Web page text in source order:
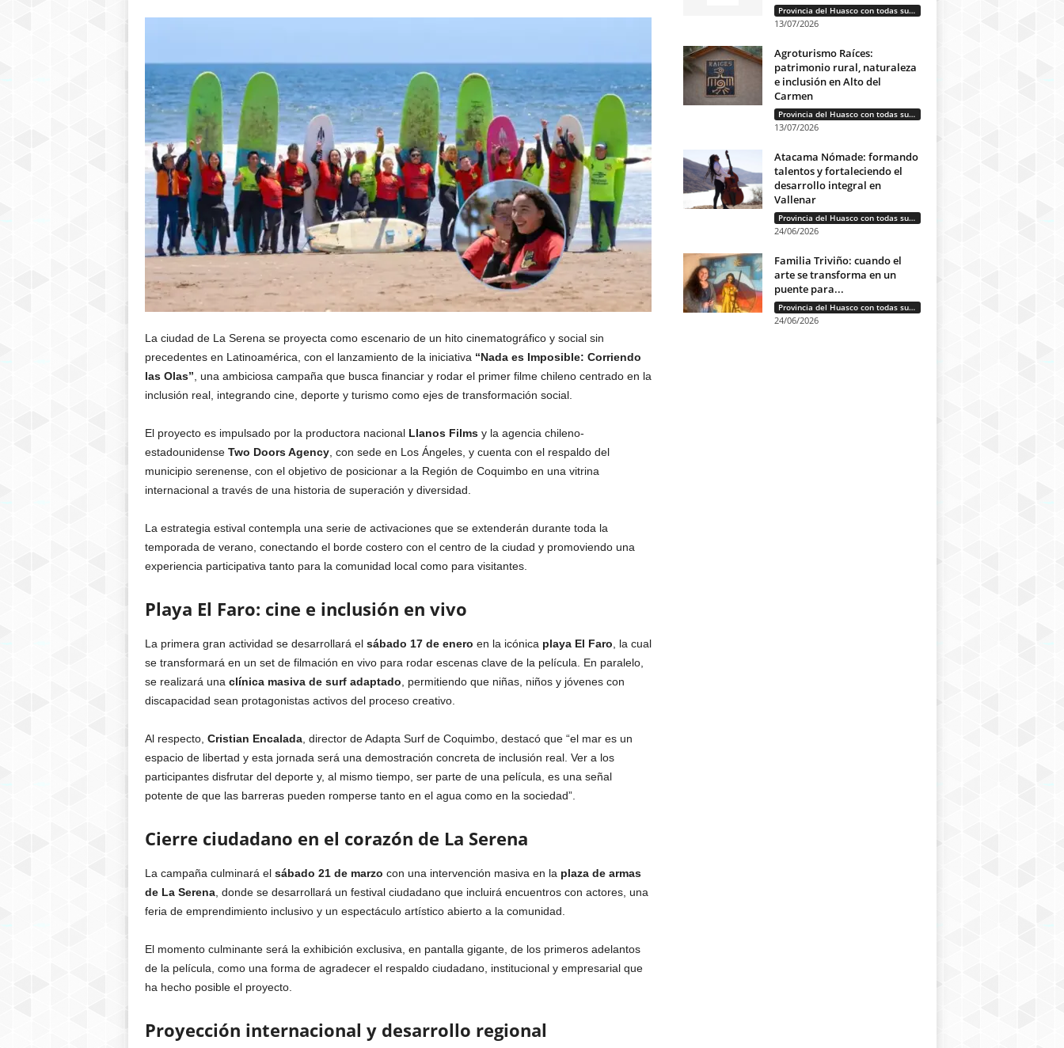
La ciudad de La Serena se proyecta como escenario de un hito cinematográfico y social sin
precedentes en Latinoamérica, con el lanzamiento de la iniciativa “Nada es Imposible: Corriendo
las Olas” , una ambiciosa campaña que busca financiar y rodar el primer filme chileno centrado en la
inclusión real, integrando cine, deporte y turismo como ejes de transformación social.
El proyecto es impulsado por la productora nacional Llanos Filmsy la agencia chileno-
estadounidense Two Doors Agency, con sede en Los Ángeles, y cuenta con el respaldo del
municipio serenense, con el objetivo de posicionar a la Región de Coquimbo en una vitrina
internacional a través de una historia de superación y diversidad.
La estrategia estival contempla una serie de activaciones que se extenderán durante toda la
temporada de verano, conectando el borde costero con el centro de la ciudad y promoviendo una
experiencia participativa tanto para la comunidad local como para visitantes.
Playa El Faro: cine e inclusión en vivo
La primera gran actividad se desarrollará el sábado 17 de enero en la icónica playa El Faro , la cual
se transformará en un set de filmación en vivo para rodar escenas clave de la película. En paralelo,
se realizará una clínica masiva de surf adaptado , permitiendo que niñas, niños y jóvenes con
discapacidad sean protagonistas activos del proceso creativo.
Al respecto, Cristian Encalada, director de Adapta Surf de Coquimbo, destacó que “el mar es un
espacio de libertad y esta jornada será una demostración concreta de inclusión real. Ver a los
participantes disfrutar del deporte y, al mismo tiempo, ser parte de una película, es una señal
potente de que las barreras pueden romperse tanto en el agua como en la sociedad”.
Cierre ciudadano en el corazón de La Serena
La campaña culminará el sábado 21 de marzo con una intervención masiva en la plaza de armas
de La Serena, donde se desarrollará un festival ciudadano que incluirá encuentros con actores, una
feria de emprendimiento inclusivo y un espectáculo artístico abierto a la comunidad.
El momento culminante será la exhibición exclusiva, en pantalla gigante, de los primeros adelantos
de la película, como una forma de agradecer el respaldo ciudadano, institucional y empresarial que
ha hecho posible el proyecto.
Proyección internacional y desarrollo regional
Provincia del Huasco con todas sus letras: Historias que unen cultura, diversidad e identidad
13/07/2026
Agroturismo Raíces:
patrimonio rural, naturaleza
e inclusión en Alto del
Carmen
Provincia del Huasco con todas sus letras: Historias que unen cultura, diversidad e identidad
13/07/2026
Atacama Nómade: formando
talentos y fortaleciendo el
desarrollo integral en
Vallenar
Provincia del Huasco con todas sus letras: Historias que unen cultura, diversidad e identidad
24/06/2026
Familia Triviño: cuando el
arte se transforma en un
puente para...
Provincia del Huasco con todas sus letras: Historias que unen cultura, diversidad e identidad
24/06/2026